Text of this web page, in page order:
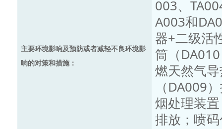
主要环境影响及预防或者减轻不良环境影
响的对策和措施：
003、
A003和
器+二级活
筒（
燃天然气
（DA009
烟处理装
排放；喷